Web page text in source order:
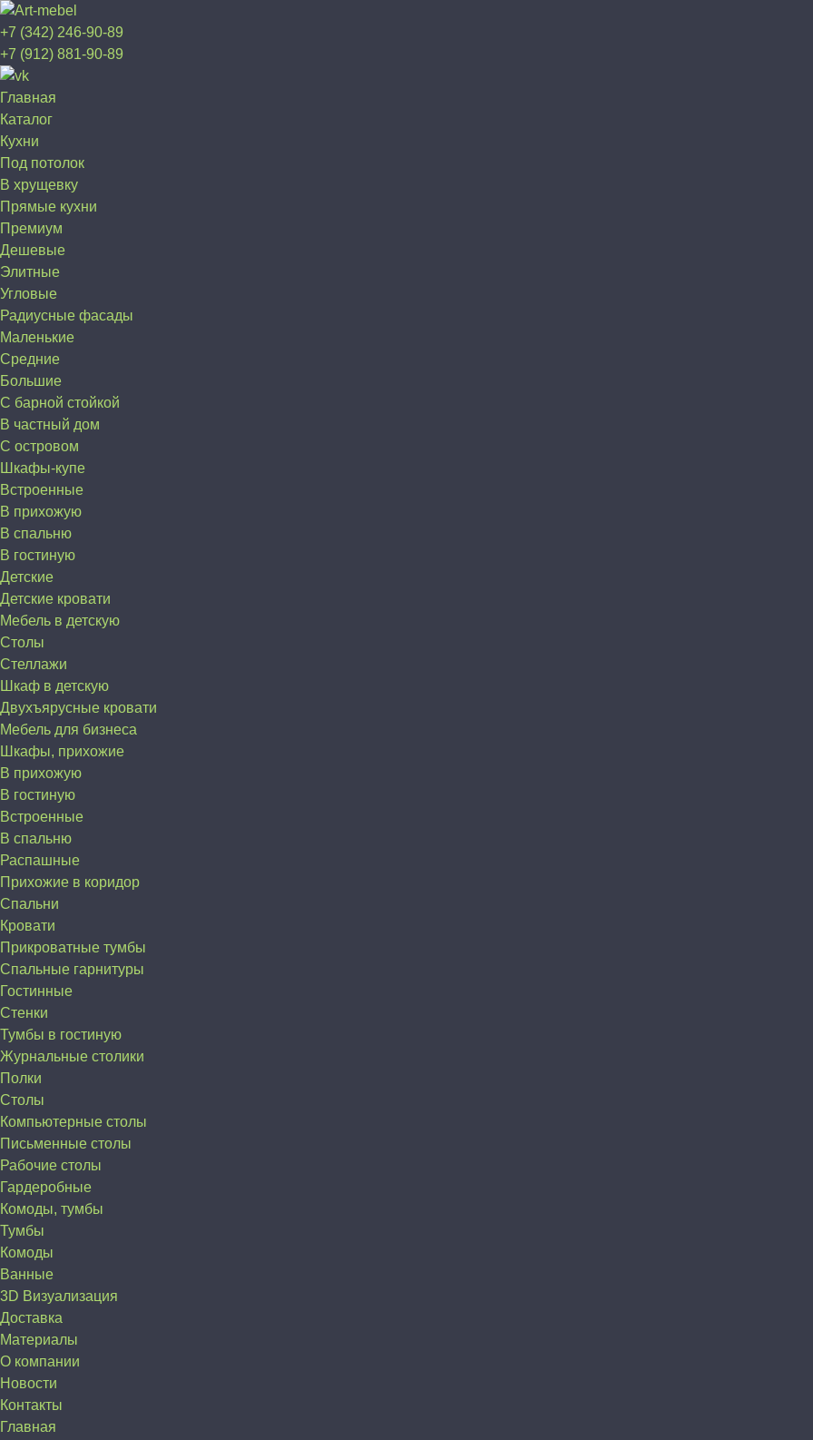
+7 (342) 246-90-89
+7 (912) 881-90-89
Главная
Каталог
Кухни
Под потолок
В хрущевку
Прямые кухни
Премиум
Дешевые
Элитные
Угловые
Радиусные фасады
Маленькие
Средние
Большие
С барной стойкой
В частный дом
C островом
Шкафы-купе
Встроенные
В прихожую
В спальню
В гостиную
Детские
Детские кровати
Мебель в детскую
Столы
Стеллажи
Шкаф в детскую
Двухъярусные кровати
Мебель для бизнеса
Шкафы, прихожие
В прихожую
В гостиную
Встроенные
В спальню
Распашные
Прихожие в коридор
Спальни
Кровати
Прикроватные тумбы
Спальные гарнитуры
Гостинные
Стенки
Тумбы в гостиную
Журнальные столики
Полки
Столы
Компьютерные столы
Письменные столы
Рабочие столы
Гардеробные
Комоды, тумбы
Тумбы
Комоды
Ванные
3D Визуализация
Доставка
Материалы
О компании
Новости
Контакты
Главная